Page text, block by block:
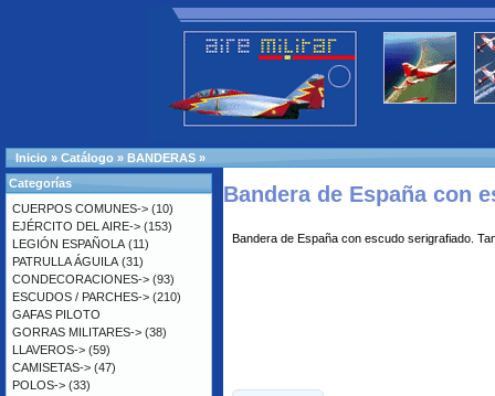
Inicio » Catálogo » BANDERAS »
Bandera de España con
Bandera de España con escudo serigrafiado.
Categorías
CUERPOS COMUNES-> (10)
EJÉRCITO DEL AIRE-> (153)
LEGIÓN ESPAÑOLA (11)
PATRULLA ÁGUILA (31)
CONDECORACIONES-> (93)
ESCUDOS / PARCHES-> (210)
GAFAS PILOTO
GORRAS MILITARES-> (38)
LLAVEROS-> (59)
CAMISETAS-> (47)
POLOS-> (33)